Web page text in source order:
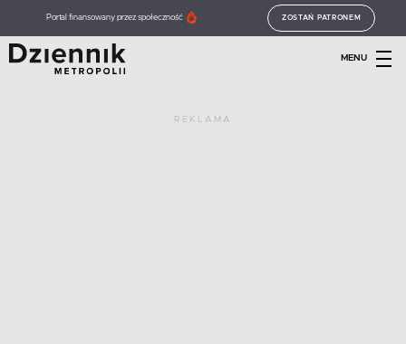
Portal finansowany przez społeczność ZOSTAŃ PATRONEM
MENU
REKLAMA